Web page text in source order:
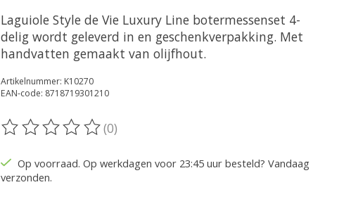
Laguiole Style de Vie Luxury Line botermessenset 4-
delig wordt geleverd in en geschenkverpakking. Met
handvatten gemaakt van olijfhout.
Artikelnummer: K10270
EAN-code: 8718719301210
De beoordeling van dit product is
(0)
Op voorraad. Op werkdagen voor 23:45 uur besteld? Vandaag
verzonden.